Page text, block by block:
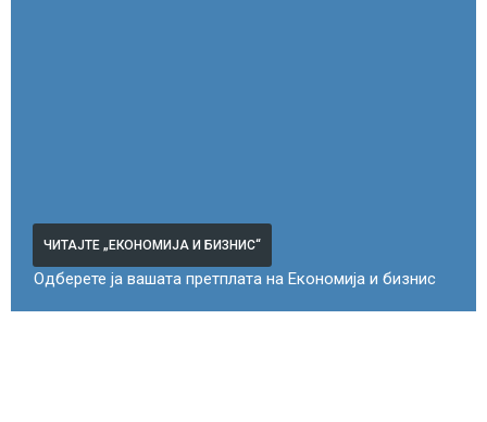
ЧИТАЈТЕ „ЕКОНОМИЈА И БИЗНИС“
Одберете ја вашата претплата на Економија и бизнис